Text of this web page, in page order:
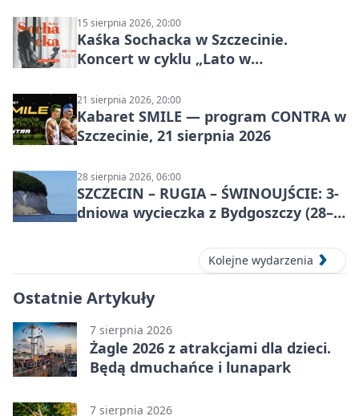
15 sierpnia 2026, 20:00
Kaśka Sochacka w Szczecinie.
Koncert w cyklu „Lato w
21 sierpnia 2026, 20:00
Kabaret SMILE — program CONTRA w
Szczecinie, 21 sierpnia 2026
28 sierpnia 2026, 06:00
SZCZECIN – RUGIA – ŚWINOUJŚCIE: 3-
dniowa wycieczka z Bydgoszczy (28–
Kolejne wydarzenia
Ostatnie Artykuły
7 sierpnia 2026
Żagle 2026 z atrakcjami dla dzieci.
Będą dmuchańce i lunapark
7 sierpnia 2026